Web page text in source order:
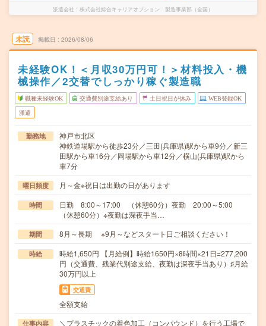
派遣会社 株式会社綜合キャリアオプション 製造事業部（全国）
未読 掲載日 2026/08/06
未経験OK！＜月収30万円可！＞材料投入・機
械操作／2交替でしっかり稼ぐ製造職
職種未経験OK 交通費別途支給あり 土日祝日が休み WEB登録OK
派遣
勤務地
神戸市北区
神鉄道場駅から徒歩23分／三田(兵庫県)駅から車9分／新三
田駅から車16分／岡場駅から車12分／横山(兵庫県)駅から
車7分
曜日頻度 月～金※祝日は出勤の日があります
時間
日勤 8:00～17:00 （休憩60分）夜勤 20:00～5:00
（休憩60分）※夜勤は深夜手当…
期間 8月～長期 ※9月～などスタート日ご相談ください！
時給
時給1,650円 【月給例】時給1650円×8時間×21日=277,200
円（交通費、残業代別途支給、夜勤は深夜手当あり）♯月給
30万円以上
交通費
全額支給
仕事内容 ＼プラスチックの着色加工（コンパウンド）を行う工場で